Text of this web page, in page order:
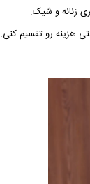
زنانه و شیک.
هزینه رو تقسیم کنی.